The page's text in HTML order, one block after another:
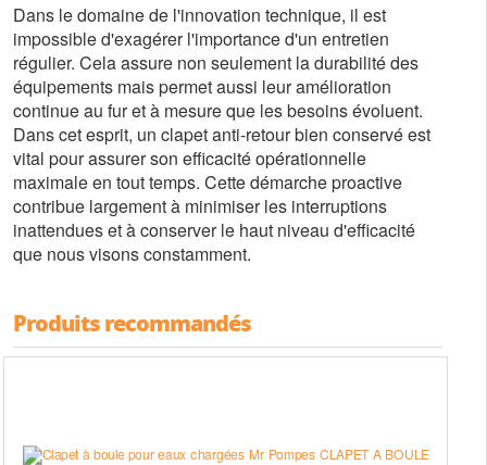
Dans le domaine de l'innovation technique, il est
impossible d'exagérer l'importance d'un entretien
régulier. Cela assure non seulement la durabilité des
équipements mais permet aussi leur amélioration
continue au fur et à mesure que les besoins évoluent.
Dans cet esprit, un clapet anti-retour bien conservé est
vital pour assurer son efficacité opérationnelle
maximale en tout temps. Cette démarche proactive
contribue largement à minimiser les interruptions
inattendues et à conserver le haut niveau d'efficacité
que nous visons constamment.
Produits recommandés